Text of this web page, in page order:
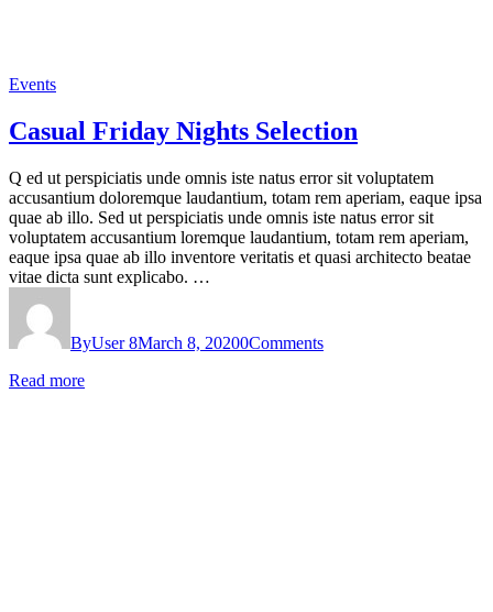
Events
Casual Friday Nights Selection
Q ed ut perspiciatis unde omnis iste natus error sit voluptatem
accusantium doloremque laudantium, totam rem aperiam, eaque ipsa
quae ab illo. Sed ut perspiciatis unde omnis iste natus error sit
voluptatem accusantium loremque laudantium, totam rem aperiam,
eaque ipsa quae ab illo inventore veritatis et quasi architecto beatae
vitae dicta sunt explicabo. …
ByUser 8March 8, 20200Comments
Read more